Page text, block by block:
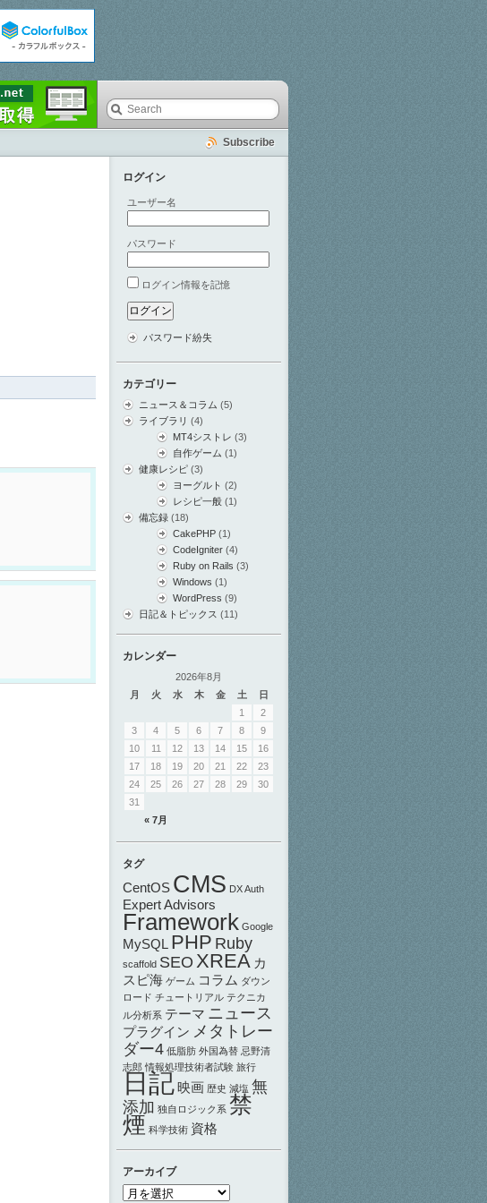
Subscribe
ログイン
ユーザー名
パスワード
ログイン情報を記憶
パスワード紛失
カテゴリー
ニュース＆コラム (5)
ライブラリ (4)
MT4シストレ (3)
自作ゲーム (1)
健康レシピ (3)
ヨーグルト (2)
レシピ一般 (1)
備忘録 (18)
CakePHP (1)
CodeIgniter (4)
Ruby on Rails (3)
Windows (1)
WordPress (9)
日記＆トピックス (11)
カレンダー
2026年8月
月
火 水 木 金 土 日
« 7月
1
2
3
4 5 6 7 8
9
10
11 12 13 14 15
16
17
18 19 20 21 22
23
24
25 26 27 28 29
30
31
タグ
CentOS CMS DX Auth
Expert Advisors
Framework Google
MySQL PHP Ruby
scaffold SEO XREA カ
スピ海 ゲーム コラム ダウン
ロード チュートリアル テクニカ
ル分析系 テーマ ニュース
プラグイン メタトレー
ダー4 低脂肪 外国為替 忌野清
志郎 情報処理技術者試験 旅行
日記映画 歴史 減塩 無
添加 独自ロジック系 禁
煙 科学技術 資格
アーカイブ